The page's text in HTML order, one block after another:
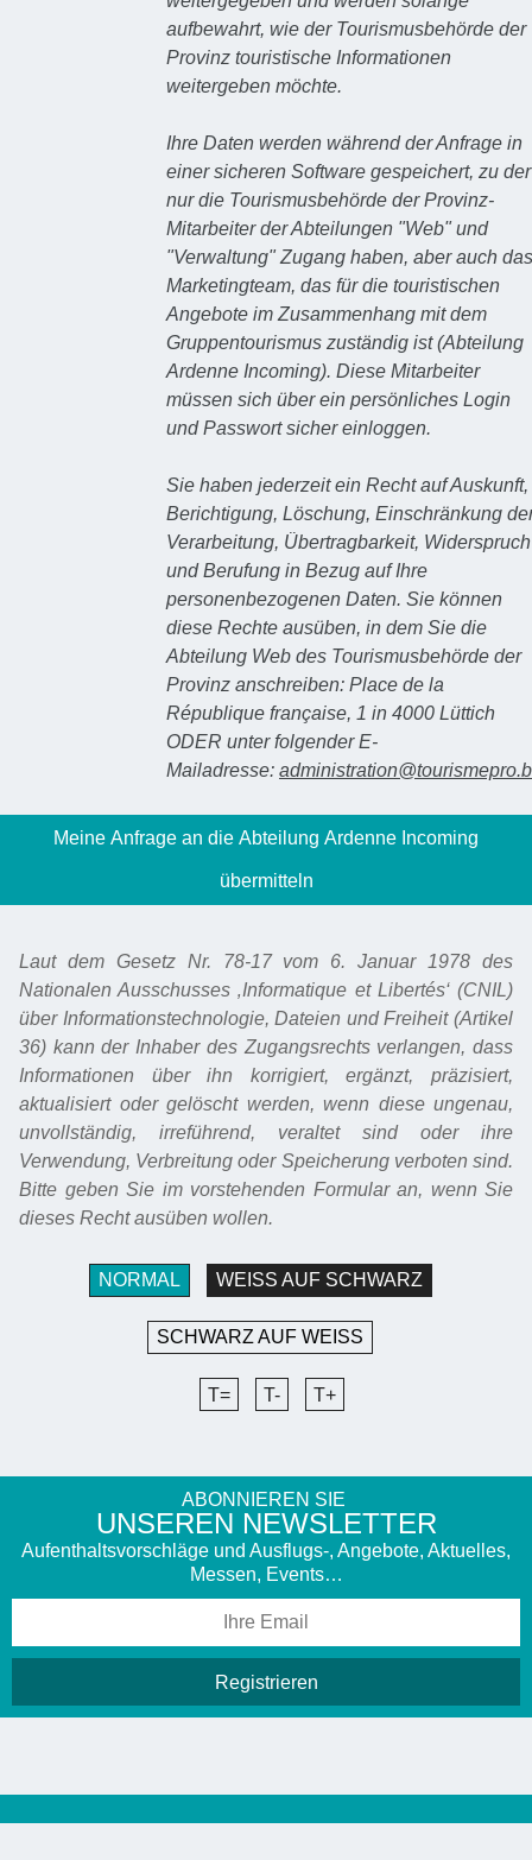
aufbewahrt, wie der Tourismusbehörde der
Provinz touristische Informationen
weitergeben möchte.
Ihre Daten werden während der Anfrage in
einer sicheren Software gespeichert, zu der
nur die Tourismusbehörde der Provinz-
Mitarbeiter der Abteilungen "Web" und
"Verwaltung" Zugang haben, aber auch das
Marketingteam, das für die touristischen
Angebote im Zusammenhang mit dem
Gruppentourismus zuständig ist (Abteilung
Ardenne Incoming). Diese Mitarbeiter
müssen sich über ein persönliches Login
und Passwort sicher einloggen.
Sie haben jederzeit ein Recht auf Auskunft,
Berichtigung, Löschung, Einschränkung
Verarbeitung, Übertragbarkeit, Widerspruch
und Berufung in Bezug auf Ihre
personenbezogenen Daten. Sie können
diese Rechte ausüben, in dem Sie die
Abteilung Web des Tourismusbehörde der
Provinz anschreiben: Place de la
République française, 1 in 4000 Lüttich
ODER unter folgender E-
Mailadresse:
Laut dem Gesetz Nr. 78-17 vom 6. Januar 1978 des
Nationalen Ausschusses ‚Informatique et Libertés‘ (CNIL)
über Informationstechnologie, Dateien und Freiheit (Artikel
36) kann der Inhaber des Zugangsrechts verlangen, dass
Informationen über ihn korrigiert, ergänzt, präzisiert,
aktualisiert oder gelöscht werden, wenn diese ungenau,
unvollständig, irreführend, veraltet sind oder ihre
Verwendung, Verbreitung oder Speicherung verboten sind.
Bitte geben Sie im vorstehenden Formular an, wenn Sie
dieses Recht ausüben wollen.
NORMAL WEISS AUF SCHWARZ
SCHWARZ AUF WEISS
T= T- T+
ABONNIEREN SIE
UNSEREN NEWSLETTER
Aufenthaltsvorschläge und Ausflugs-, Angebote, Aktuelles,
Messen, Events…